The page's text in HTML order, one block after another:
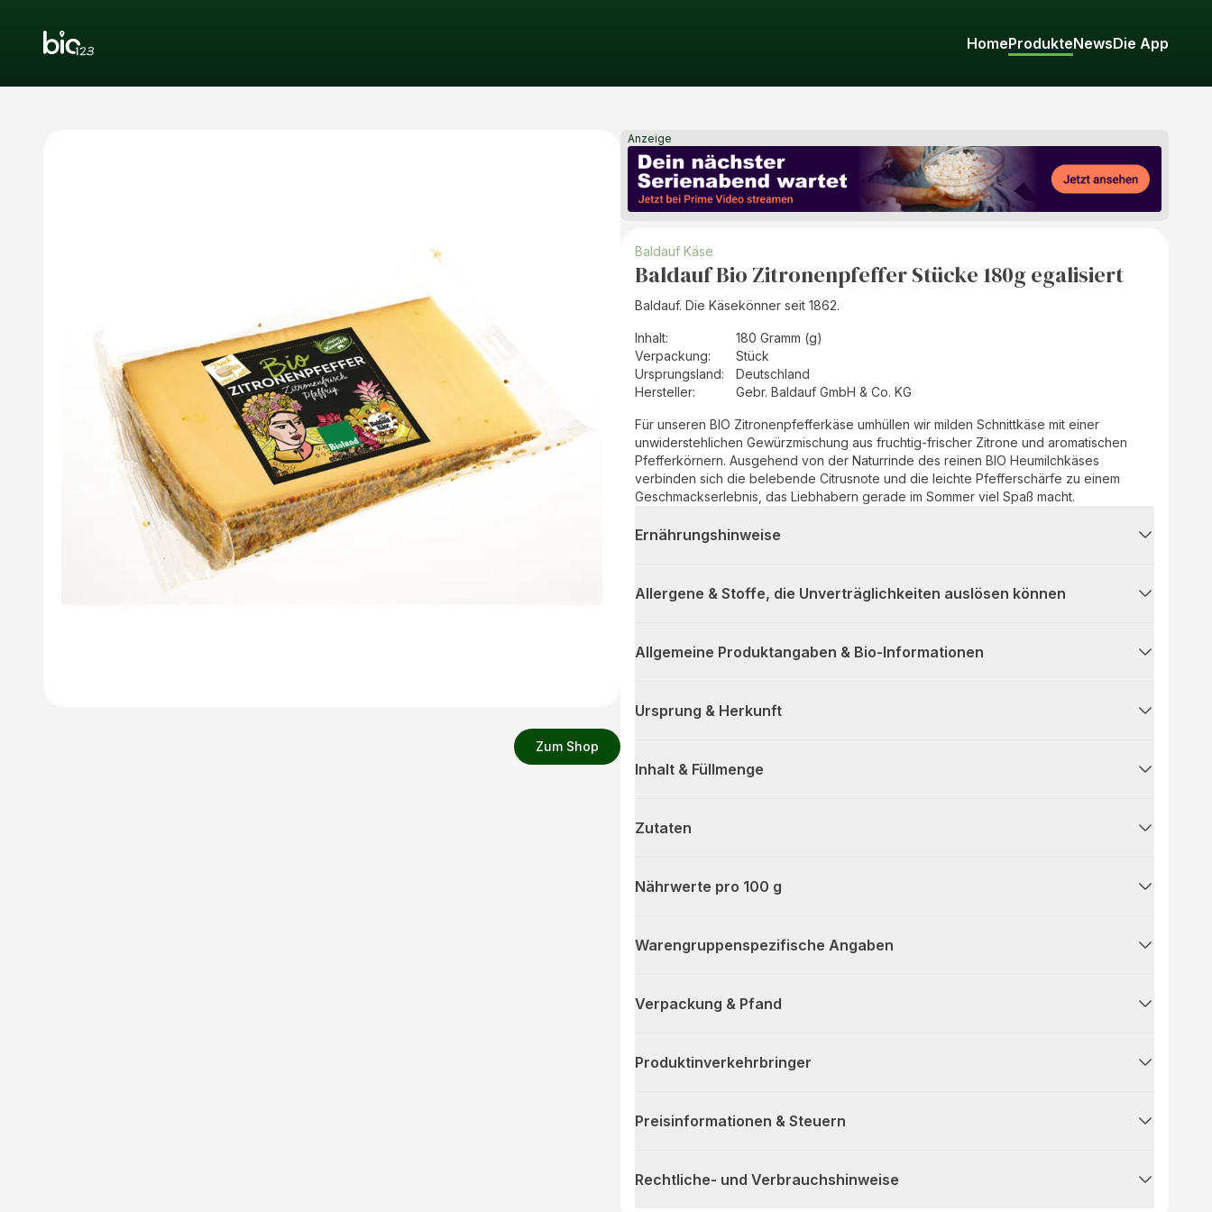
HomeProdukteNewsDie App
Zum Shop
Anzeige
Baldauf Käse
Baldauf Bio Zitronenpfeffer Stücke 180g egalisiert
Baldauf. Die Käsekönner seit 1862.
Inhalt:
180 Gramm (g)
Verpackung:
Stück
Ursprungsland:
Deutschland
Hersteller: Gebr. Baldauf GmbH & Co. KG
Für unseren BIO Zitronenpfefferkäse umhüllen wir milden Schnittkäse mit einer
unwiderstehlichen Gewürzmischung aus fruchtig-frischer Zitrone und aromatischen
Pfefferkörnern. Ausgehend von der Naturrinde des reinen BIO Heumilchkäses
verbinden sich die belebende Citrusnote und die leichte Pfefferschärfe zu einem
Geschmackserlebnis, das Liebhabern gerade im Sommer viel Spaß macht.
Ernährungshinweise
Allergene & Stoffe, die Unverträglichkeiten auslösen können
Allgemeine Produktangaben & Bio-Informationen
Ursprung & Herkunft
Inhalt & Füllmenge
Zutaten
Nährwerte pro 100 g
Warengruppenspezifische Angaben
Verpackung & Pfand
Produktinverkehrbringer
Preisinformationen & Steuern
Rechtliche- und Verbrauchshinweise